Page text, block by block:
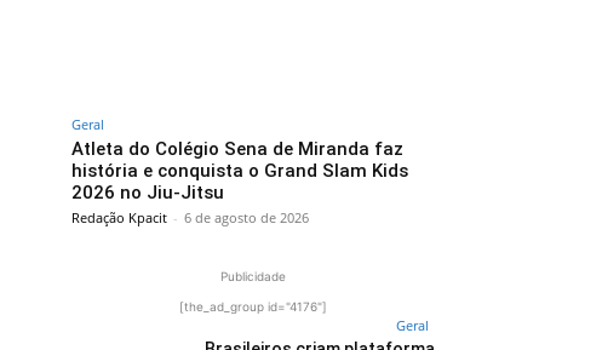
Geral
Atleta do Colégio Sena de Miranda faz
história e conquista o Grand Slam Kids
2026 no Jiu-Jitsu
Redação Kpacit - 6 de agosto de 2026
Publicidade
[the_ad_group id="4176"]
Geral